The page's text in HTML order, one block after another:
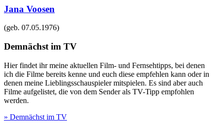
Jana Voosen
(geb. 07.05.1976)
Demnächst im TV
Hier findet ihr meine aktuellen Film- und Fernsehtipps, bei denen
ich die Filme bereits kenne und euch diese empfehlen kann oder in
denen meine Lieblingsschauspieler mitspielen. Es sind aber auch
Filme aufgelistet, die von dem Sender als TV-Tipp empfohlen
werden.
» Demnächst im TV